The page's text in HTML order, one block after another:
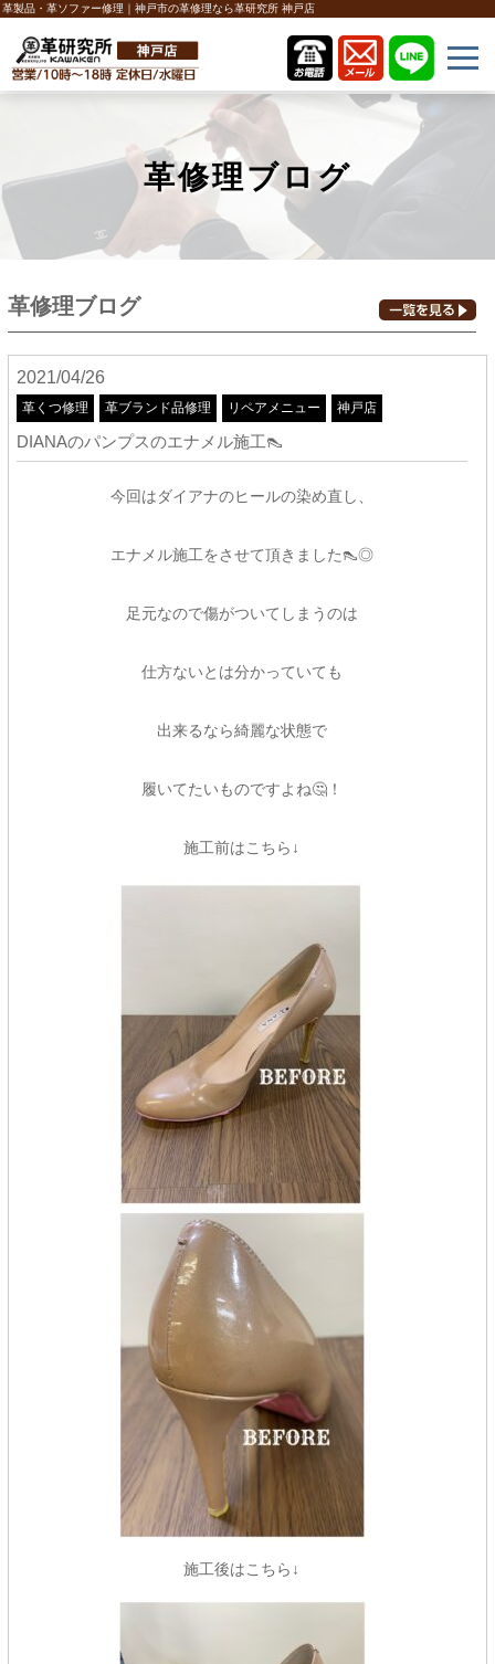
革製品・革ソファー修理｜神戸市の革修理なら革研究所 神戸店
革修理ブログ
革修理ブログ
2021/04/26
革くつ修理 革ブランド品修理 リペアメニュー 神戸店
DIANAのパンプスのエナメル施工👠
今回はダイアナのヒールの染め直し、
エナメル施工をさせて頂きました👠◎
足元なので傷がついてしまうのは
仕方ないとは分かっていても
出来るなら綺麗な状態で
履いてたいものですよね🤔！
施工前はこちら↓
施工後はこちら↓